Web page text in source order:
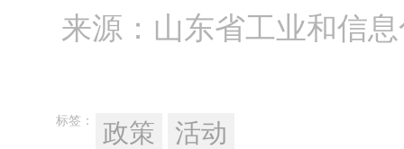
来源：山东省工业和信
标签： 政策 活动